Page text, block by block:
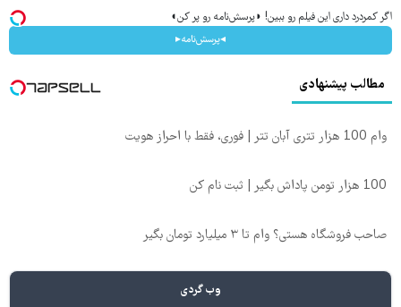
اگر کمردرد داری این فیلم رو ببین! ◗پرسش‌نامه رو پر کن◖
◂پرسش‌نامه▸
مطالب پیشنهادی
وام 100 هزار تتری آبان تتر | فوری، فقط با احراز هویت
100 هزار تومن پاداش بگیر | ثبت نام کن
صاحب فروشگاه هستی؟ وام تا ۳ میلیارد تومان بگیر
وب گردی